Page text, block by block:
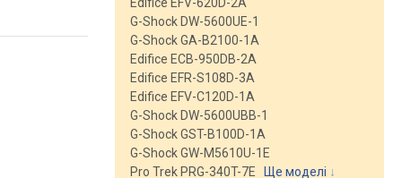
G-Shock DW-5600UE-1
G-Shock GA-B2100-1A
Edifice ECB-950DB-2A
Edifice EFR-S108D-3A
Edifice EFV-C120D-1A
G-Shock DW-5600UBB-1
G-Shock GST-B100D-1A
G-Shock GW-M5610U-1E
Pro Trek PRG-340T-7E
Ще моделі ↓